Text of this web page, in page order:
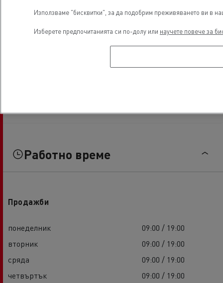
Работно време
Продажби
понеделник
09:00 / 19:00
вторник
09:00 / 19:00
сряда
09:00 / 19:00
четвъртък
09:00 / 19:00
Използваме "бисквитки", за да подобрим преживяването ви в
Изберете предпочитанията си по-долу или научете повече за